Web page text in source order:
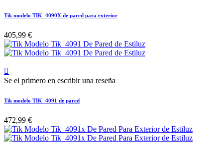
Tik modelo TIK_4090X de pared para exterior
405,99 €

Se el primero en escribir una reseña
Tik modelo TIK_4091 de pared
472,99 €